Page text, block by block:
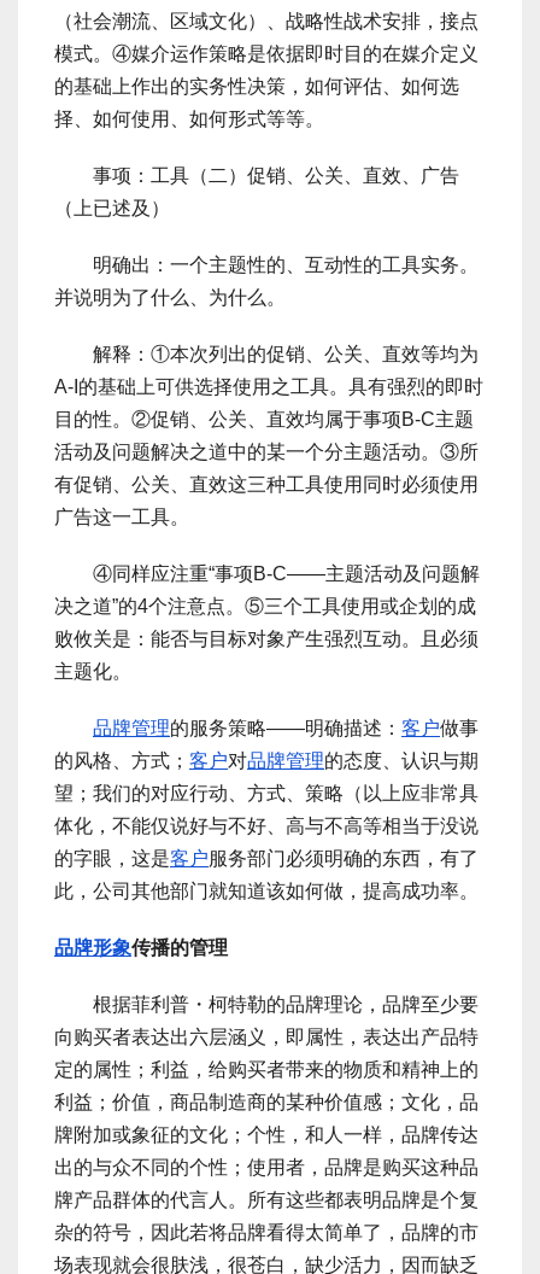
（社会潮流、区域文化）、战略性战术安排，接点
模式。④媒介运作策略是依据即时目的在媒介定义
的基础上作出的实务性决策，如何评估、如何选
择、如何使用、如何形式等等。
事项：工具（二）促销、公关、直效、广告
（上已述及）
明确出：一个主题性的、互动性的工具实务。
并说明为了什么、为什么。
解释：①本次列出的促销、公关、直效等均为
A-I的基础上可供选择使用之工具。具有强烈的即时
目的性。②促销、公关、直效均属于事项B-C主题
活动及问题解决之道中的某一个分主题活动。③所
有促销、公关、直效这三种工具使用同时必须使用
广告这一工具。
④同样应注重“事项B-C――主题活动及问题解
决之道”的4个注意点。⑤三个工具使用或企划的成
败攸关是：能否与目标对象产生强烈互动。且必须
主题化。
品牌管理的服务策略――明确描述： 客户做事
的风格、方式； 客户对品牌管理的态度、认识与期
望；我们的对应行动、方式、策略（以上应非常具
体化，不能仅说好与不好、高与不高等相当于没说
的字眼，这是客户服务部门必须明确的东西，有了
此，公司其他部门就知道该如何做，提高成功率。
品牌形象传播的管理
根据菲利普・柯特勒的品牌理论，品牌至少要
向购买者表达出六层涵义，即属性，表达出产品特
定的属性；利益，给购买者带来的物质和精神上的
利益；价值，商品制造商的某种价值感；文化，品
牌附加或象征的文化；个性，和人一样，品牌传达
出的与众不同的个性；使用者，品牌是购买这种品
牌产品群体的代言人。所有这些都表明品牌是个复
杂的符号，因此若将品牌看得太简单了，品牌的市
场表现就会很肤浅，很苍白，缺少活力，因而缺乏